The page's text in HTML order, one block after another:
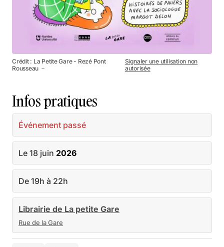
Crédit : La Petite Gare - Rezé Pont
Rousseau －
Signaler une utilisation non
autorisée
Infos pratiques
Événement passé
Le 18 juin 2026
De 19h à 22h
Librairie de La petite Gare
Rue de la Gare